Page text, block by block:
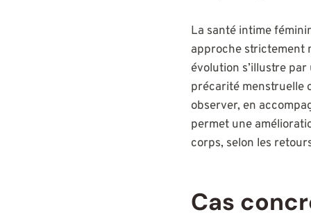
La santé intime
approche strictement
évolution s’illustre
précarité menstruelle
observer, en
permet une
corps, selon les
Cas